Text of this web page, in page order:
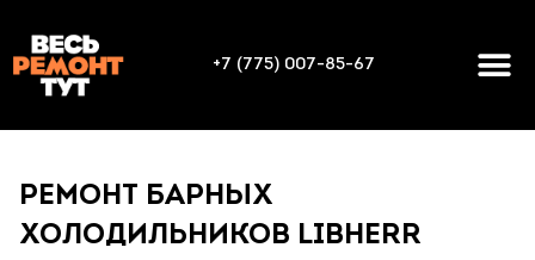
+7 (775) 007-85-67
РЕМОНТ БАРНЫХ
ХОЛОДИЛЬНИКОВ LIBHERR